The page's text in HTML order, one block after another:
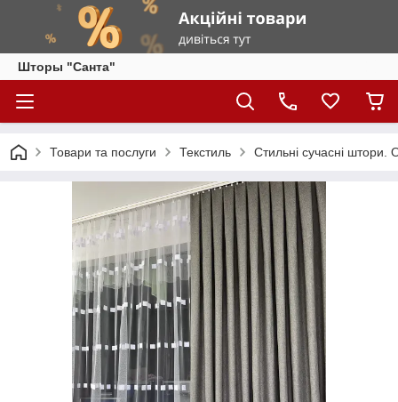
Шторы "Санта"
Товари та послуги Текстиль Стильні сучасні штори.